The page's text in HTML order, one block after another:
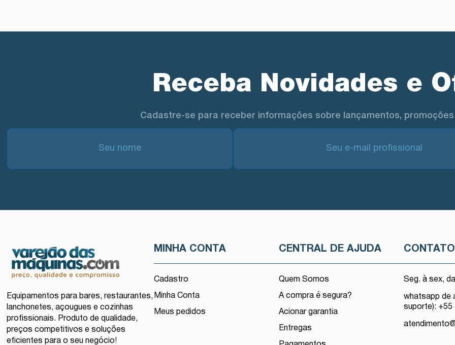
Receba Novidades e
Cadastre-se para receber informações sobre lançamentos,
Equipamentos para bares, restaurantes,
lanchonetes, açougues e cozinhas
profissionais. Produto de qualidade,
preços competitivos e soluções
eficientes para o seu negócio!
MINHA CONTA
Cadastro
Minha Conta
Meus pedidos
CENTRAL DE AJUDA
Quem Somos
A compra é segura?
Acionar garantia
Entregas
CONTATO
Seg. à sex,
whatsapp de
suporte): +55